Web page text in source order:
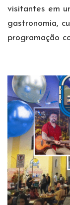
visitantes em
gastronomia,
programação